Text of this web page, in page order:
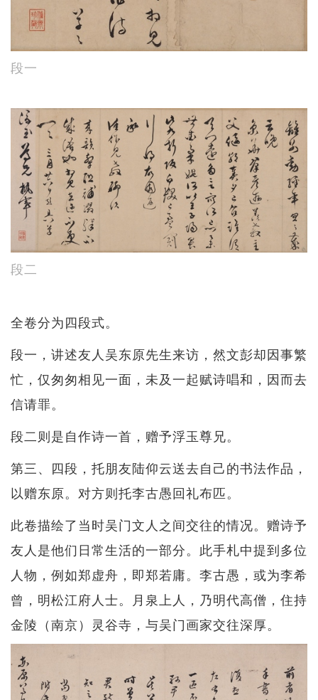
段一
段二
全卷分为四段式。
段一，讲述友人吴东原先生来访，然文彭却因事繁
忙，仅匆匆相见一面，未及一起赋诗唱和，因而去
信请罪。
段二则是自作诗一首，赠予浮玉尊兄。
第三、四段，托朋友陆仰云送去自己的书法作品，
以赠东原。对方则托李古愚回礼布匹。
此卷描绘了当时吴门文人之间交往的情况。赠诗予
友人是他们日常生活的一部分。此手札中提到多位
人物，例如郑虚舟，即郑若庸。李古愚，或为李希
曾，明松江府人士。月泉上人，乃明代高僧，住持
金陵（南京）灵谷寺，与吴门画家交往深厚。